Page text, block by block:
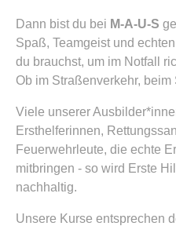
Dann bist du bei M-A-U-S
Spaß, Teamgeist und
du brauchst, um im Notfall
Ob im Straßenverkehr, beim
Viele unserer
Ersthelferinnen,
Feuerwehrleute, die echte
mitbringen - so wird Erste
nachhaltig.
Unsere Kurse entsprechen